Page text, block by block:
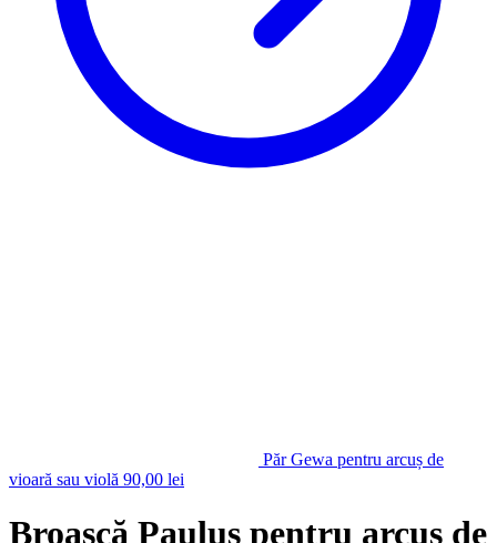
Păr Gewa pentru arcuș de
vioară sau violă 90,00 lei
Broască Paulus pentru arcuș de